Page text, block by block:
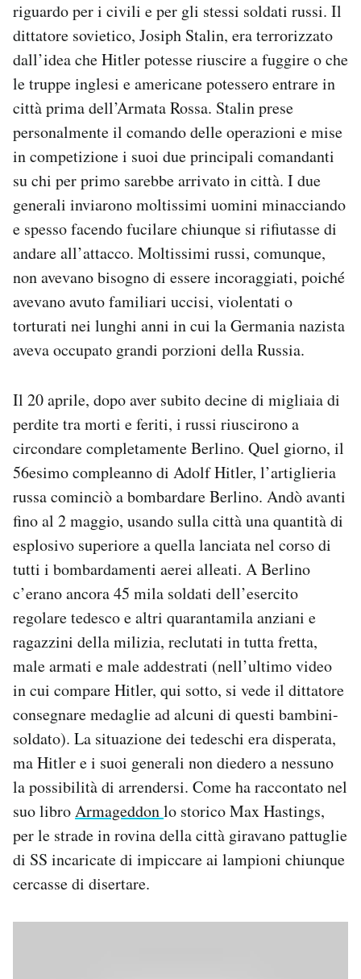
riguardo per i civili e per gli stessi soldati russi. Il
dittatore sovietico, Josiph Stalin, era terrorizzato
dall’idea che Hitler potesse riuscire a fuggire o che
le truppe inglesi e americane potessero entrare in
città prima dell’Armata Rossa. Stalin prese
personalmente il comando delle operazioni e mise
in competizione i suoi due principali comandanti
su chi per primo sarebbe arrivato in città. I due
generali inviarono moltissimi uomini minacciando
e spesso facendo fucilare chiunque si rifiutasse di
andare all’attacco. Moltissimi russi, comunque,
non avevano bisogno di essere incoraggiati, poiché
avevano avuto familiari uccisi, violentati o
torturati nei lunghi anni in cui la Germania nazista
aveva occupato grandi porzioni della Russia.
Il 20 aprile, dopo aver subito decine di migliaia di
perdite tra morti e feriti, i russi riuscirono a
circondare completamente Berlino. Quel giorno, il
56esimo compleanno di Adolf Hitler, l’artiglieria
russa cominciò a bombardare Berlino. Andò avanti
fino al 2 maggio, usando sulla città una quantità di
esplosivo superiore a quella lanciata nel corso di
tutti i bombardamenti aerei alleati. A Berlino
c’erano ancora 45 mila soldati dell’esercito
regolare tedesco e altri quarantamila anziani e
ragazzini della milizia, reclutati in tutta fretta,
male armati e male addestrati (nell’ultimo video
in cui compare Hitler, qui sotto, si vede il dittatore
consegnare medaglie ad alcuni di questi bambini-
soldato). La situazione dei tedeschi era disperata,
ma Hitler e i suoi generali non diedero a nessuno
la possibilità di arrendersi. Come ha raccontato nel
suo libroArmageddonlo storico Max Hastings,
per le strade in rovina della città giravano pattuglie
di SS incaricate di impiccare ai lampioni chiunque
cercasse di disertare.